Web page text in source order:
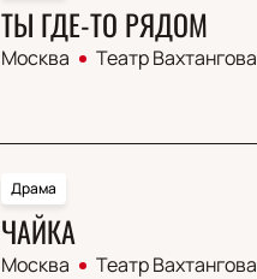
ТЫ ГДЕ-ТО РЯДОМ
Москва Театр Вахтангова
Драма
ЧАЙКА
Москва Театр Вахтангова